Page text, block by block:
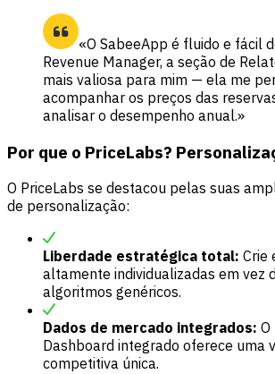
«O SabeeApp é fluido e fácil
Revenue Manager, a seção de
mais valiosa para mim — ela me
acompanhar os preços das
analisar o desempenho anual.»
Por que o PriceLabs?
O PriceLabs se destacou pelas suas
de personalização:
Liberdade estratégica total: Crie
altamente individualizadas em vez
algoritmos genéricos.
Dados de mercado integrados: O
Dashboard integrado oferece uma
competitiva única.